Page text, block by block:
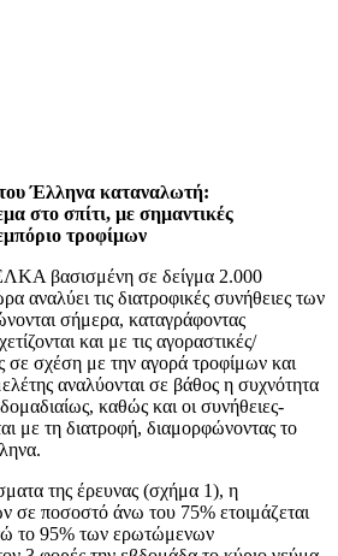
Έλληνα καταναλωτή:
στο σπίτι, με σημαντικές
τροφίμων
βασισμένη σε δείγμα 2.000
αναλύει τις διατροφικές συνήθειες των
σήμερα, καταγράφοντας
και με τις αγοραστικές/
σε σχέση με την αγορά τροφίμων και
αναλύονται σε βάθος η συχνότητα
καθώς και οι συνήθειες-
με τη διατροφή, διαμορφώνοντας το
της έρευνας (σχήμα 1), η
σε ποσοστό άνω του 75% ετοιμάζεται
το 95% των ερωτώμενων